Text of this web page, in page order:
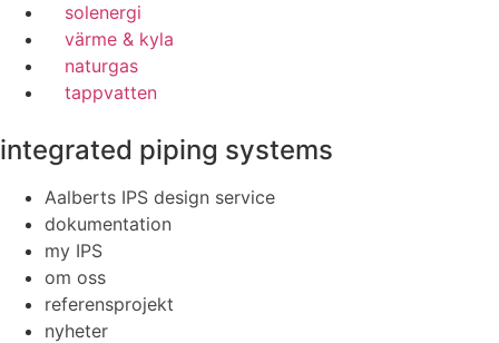
solenergi
värme & kyla
naturgas
tappvatten
integrated piping systems
Aalberts IPS design service
dokumentation
my IPS
om oss
referensprojekt
nyheter